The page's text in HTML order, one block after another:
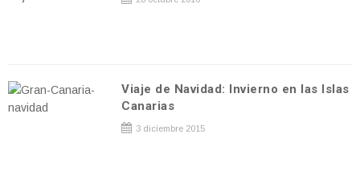
Viaje de Navidad: Invierno en las Islas
Canarias
3 diciembre 2015